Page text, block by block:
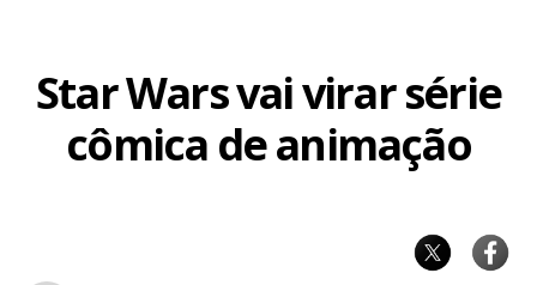
Star Wars vai virar série
cômica de animação